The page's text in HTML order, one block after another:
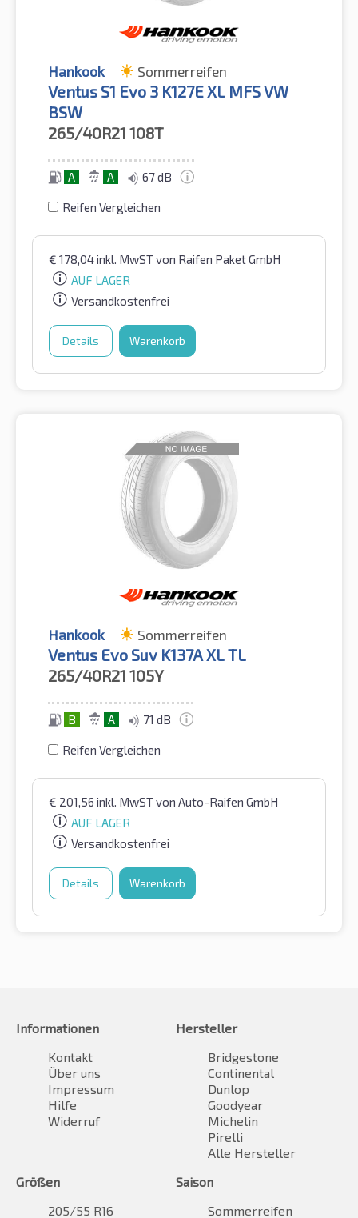
Hankook Sommerreifen
Ventus S1 Evo 3 K127E XL MFS VW
BSW
265/40R21 108T
A A 67 dB
Reifen Vergleichen
€ 178,04inkl. MwSTvon Raifen Paket GmbH
AUF LAGER
Versandkostenfrei
Details Warenkorb
Hankook Sommerreifen
Ventus Evo Suv K137A XL TL
265/40R21 105Y
B A 71 dB
Reifen Vergleichen
€ 201,56 inkl. MwSTvon Auto-Raifen GmbH
AUF LAGER
Versandkostenfrei
Details Warenkorb
Informationen
Kontakt
Über uns
Impressum
Hilfe
Widerruf
Hersteller
Bridgestone
Continental
Dunlop
Goodyear
Michelin
Pirelli
Alle Hersteller
Größen
205/55 R16
Saison
Sommerreifen